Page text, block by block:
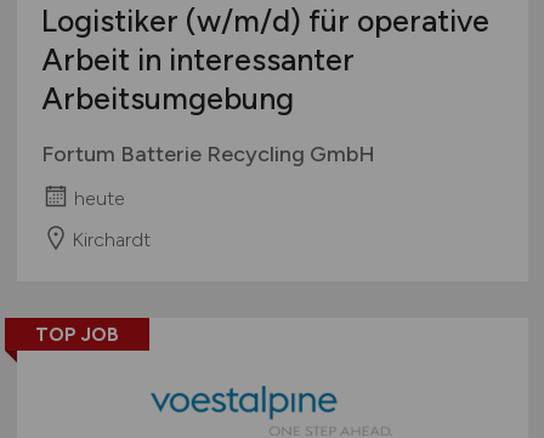
Logistiker (w/m/d) für operative
Arbeit in interessanter
Arbeitsumgebung
Fortum Batterie Recycling GmbH
heute
Kirchardt
TOP JOB